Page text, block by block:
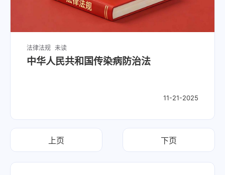
法律法规 未读
中华人民共和国传染病防治法
11-21-2025
上页 下页